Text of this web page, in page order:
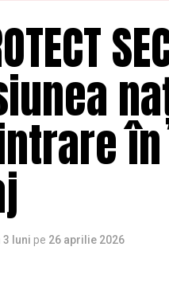
3 luni pe 26 aprilie 2026